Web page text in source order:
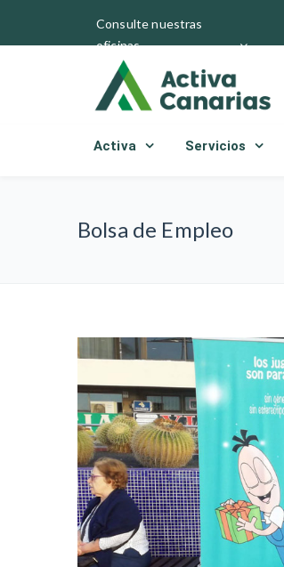
Consulte nuestras
oficinas
Activa Servicios
Bolsa de Empleo